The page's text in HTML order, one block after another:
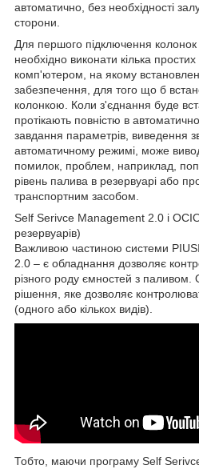
автоматично, без необхідності
сторони.
Для першого підключення колонок
необхідно виконати кілька
комп'ютером, на якому
забезпечення, для того що б
колонкою. Коли з'єднання буде
протікають повністю в
завдання параметрів, виведення
автоматичному режимі, може
помилок, проблем, наприклад,
рівень палива в резервуарі або
транспортним засобом.
Self Serivce Management 2.0 і
резервуарів)
Важливою частиною системи
2.0 – є обладнання дозволяє
різного роду ємностей з
рішення, яке дозволяє
(одного або кількох видів).
Тобто, маючи програму Self